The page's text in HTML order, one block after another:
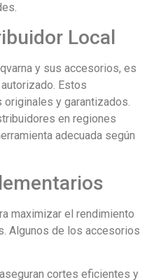
Local
y sus accesorios, es
Estos
y garantizados.
en regiones
adecuada según
maximizar el rendimiento
Algunos de los accesorios
cortes eficientes y